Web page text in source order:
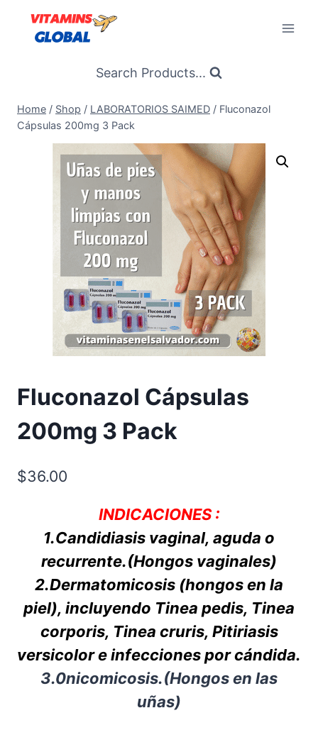
content
Search Products...
Home / Shop / LABORATORIOS SAIMED / Fluconazol
Cápsulas 200mg 3 Pack
Fluconazol Cápsulas
200mg 3 Pack
$36.00
INDICACIONES :
1.Candidiasis vaginal, aguda o
recurrente.(Hongos vaginales)
2.Dermatomicosis (hongos en la
piel), incluyendo Tinea pedis, Tinea
corporis, Tinea cruris, Pitiriasis
versicolor e infecciones por cándida.
3.0nicomicosis.(Hongos en las
uñas)